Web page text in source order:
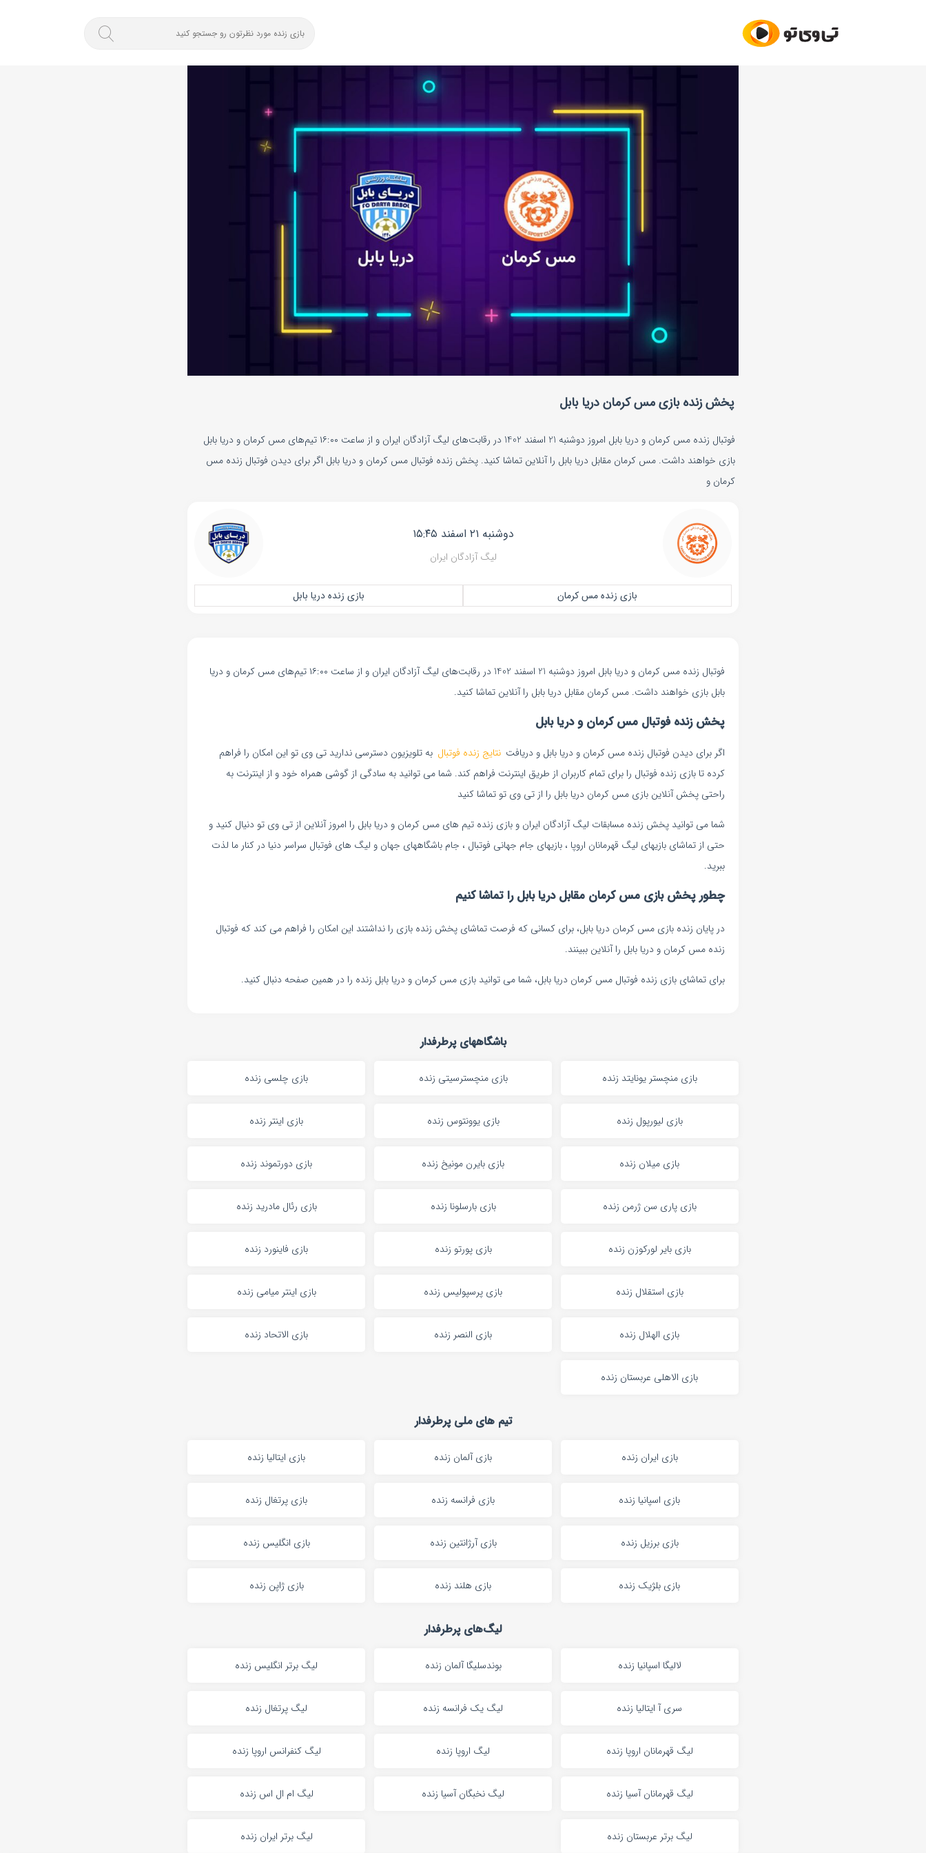
پخش زنده بازی مس کرمان دریا بابل
فوتبال زنده مس کرمان و دریا بابل امروز دوشنبه 21 اسفند 1402 در رقابت‌های لیگ آزادگان ایران و از ساعت ۱۶:۰۰ تیم‌های مس کرمان و دریا بابل
بازی خواهند داشت. مس کرمان مقابل دریا بابل را آنلاین تماشا کنید. پخش زنده فوتبال مس کرمان و دریا بابل اگر برای دیدن فوتبال زنده مس
کرمان و
دوشنبه ۲۱ اسفند ۱۵:۴۵
لیگ آزادگان ایران
بازی زنده مس کرمان بازی زنده دریا بابل
فوتبال زنده مس کرمان و دریا بابل امروز دوشنبه 21 اسفند 1402 در رقابت‌های لیگ آزادگان ایران و از ساعت ۱۶:۰۰ تیم‌های مس کرمان و دریا
بابل بازی خواهند داشت. مس کرمان مقابل دریا بابل را آنلاین تماشا کنید.
پخش زنده فوتبال مس کرمان و دریا بابل
اگر برای دیدن فوتبال زنده مس کرمان و دریا بابل و دریافت نتایج زنده فوتبال به تلویزیون دسترسی ندارید تی وی تو این امکان را فراهم
کرده تا بازی زنده فوتبال را برای تمام کاربران از طریق اینترنت فراهم کند. شما می توانید به سادگی از گوشی همراه خود و از اینترنت به
راحتی پخش آنلاین بازی مس کرمان دریا بابل را از تی وی تو تماشا کنید
شما می توانید پخش زنده مسابقات لیگ آزادگان ایران و بازی زنده تیم های مس کرمان و دریا بابل را امروز آنلاین از تی وی تو دنیال کنید و
حتی از تماشای بازیهای لیگ قهرمانان اروپا ، بازیهای جام جهانی فوتبال ، جام باشگاههای جهان و لیگ های فوتبال سراسر دنیا در کنار ما لذت
ببرید.
چطور پخش بازی مس کرمان مقابل دریا بابل را تماشا کنیم
در پایان زنده بازی مس کرمان دریا بابل، برای کسانی که فرصت تماشای پخش زنده بازی را نداشتند این امکان را فراهم می کند که فوتبال
زنده مس کرمان و دریا بابل را آنلاین ببینند.
برای تماشای بازی زنده فوتبال مس کرمان دریا بابل، شما می توانید بازی مس کرمان و دریا بابل زنده را در همین صفحه دنبال کنید.
باشگاههای پرطرفدار
بازی منچستر یونایتد زنده بازی منچسترسیتی زنده بازی چلسی زنده
بازی لیورپول زنده بازی یوونتوس زنده بازی اینتر زنده
بازی میلان زنده بازی بایرن مونیخ زنده بازی دورتموند زنده
بازی پاری سن ژرمن زنده بازی بارسلونا زنده بازی رئال مادرید زنده
بازی بایر لورکوزن زنده بازی پورتو زنده بازی فاینورد زنده
بازی استقلال زنده بازی پرسپولیس زنده بازی اینتر میامی زنده
بازی الهلال زنده بازی النصر زنده بازی الاتحاد زنده
بازی الاهلی عربستان زنده
تیم های ملی پرطرفدار
بازی ایران زنده بازی آلمان زنده بازی ایتالیا زنده
بازی اسپانیا زنده بازی فرانسه زنده بازی پرتغال زنده
بازی برزیل زنده بازی آرژانتین زنده بازی انگلیس زنده
بازی بلژیک زنده بازی هلند زنده بازی ژاپن زنده
لیگ‌های پرطرفدار
لالیگا اسپانیا زنده بوندسلیگا آلمان زنده لیگ برتر انگلیس زنده
سری آ ایتالیا زنده لیگ یک فرانسه زنده لیگ پرتغال زنده
لیگ قهرمانان اروپا زنده لیگ اروپا زنده لیگ کنفرانس اروپا زنده
لیگ قهرمانان آسیا زنده لیگ نخبگان آسیا زنده لیگ ام ال اس زنده
لیگ برتر عربستان زنده لیگ برتر ایران زنده